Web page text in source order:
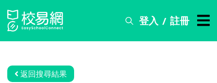
登入 / 註冊
搜
務 返回搜尋結果